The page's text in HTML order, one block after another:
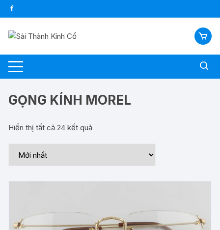
Chuyển
tới
nội
dung
GỌNG KÍNH MOREL
Hiển thị tất cả 24 kết quả